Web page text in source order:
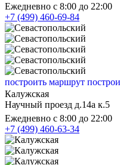
Ежедневно с 8:00 до 22:00
+7 (499) 460-69-84
построить маршрут
Калужская
Научный проезд д.14а к.5
Ежедневно с 8:00 до 22:00
+7 (499) 460-63-34